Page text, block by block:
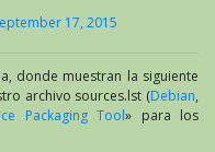
17, 2015
donde muestran la siguiente
archivo sources.lst (Debian,
Packaging Tool» para los